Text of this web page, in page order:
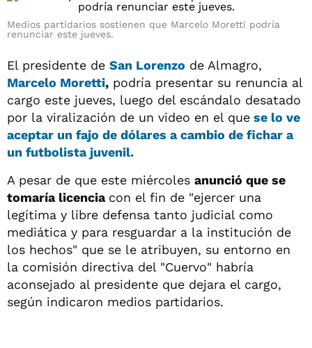
Medios partidarios sostienen que Marcelo Moretti podría
renunciar este jueves.
El presidente de San Lorenzo de Almagro,
Marcelo Moretti, podría presentar su renuncia al
cargo este jueves, luego del escándalo desatado
por la viralización de un video en el que se lo ve
aceptar un fajo de dólares a cambio de fichar a
un futbolista juvenil.
A pesar de que este miércoles anunció que se
tomaría licencia con el fin de "ejercer una
legítima y libre defensa tanto judicial como
mediática y para resguardar a la institución de
los hechos" que se le atribuyen, su entorno en
la comisión directiva del "Cuervo" habría
aconsejado al presidente que dejara el cargo,
según indicaron medios partidarios.